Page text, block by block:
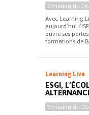
Emission du
Avec Learning
aujourd’hui
ouvre ses
formations de
Learning Live
ESGI,
Emission du